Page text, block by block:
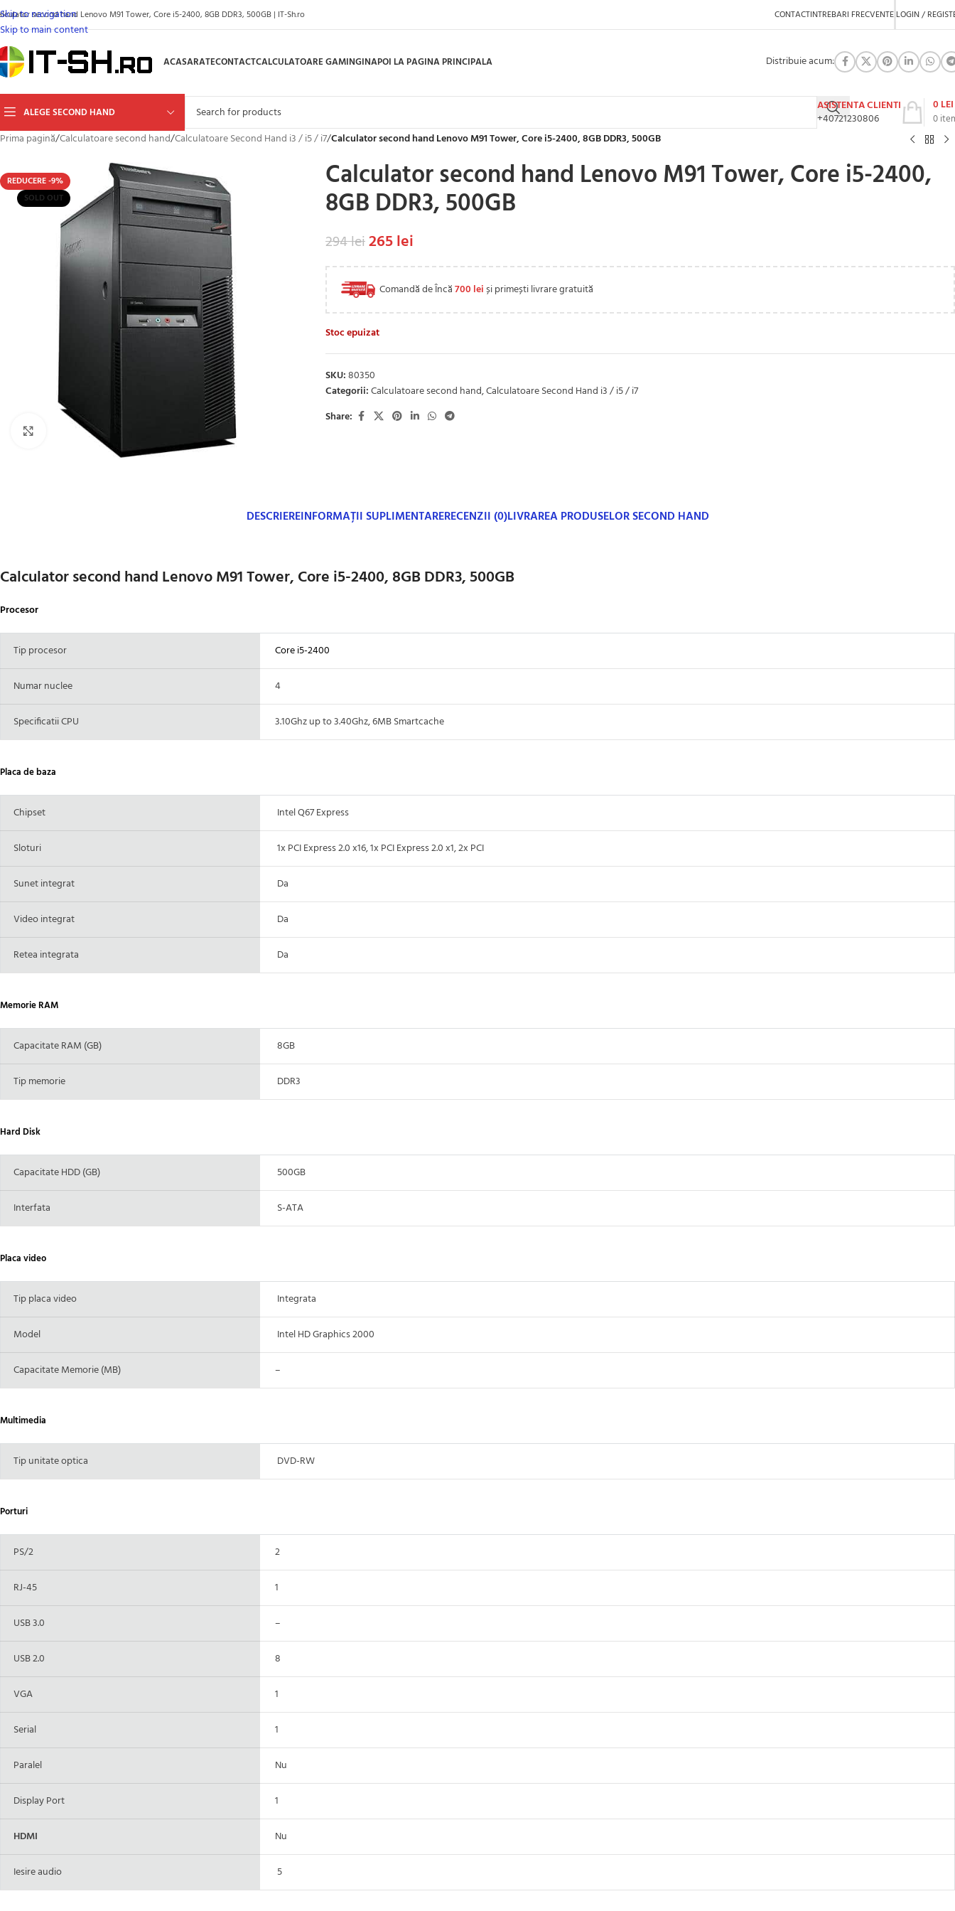
Skip to navigation
Skip to main content
second hand Lenovo M91 Tower, Core i5-2400, 8GB DDR3, 500GB | IT-Sh.ro CONTACTINTREBARI FRECVENTE LOGIN /
ACASARATECONTACTCALCULATOARE GAMINGINAPOI LA PAGINA PRINCIPALA Distribuie acum:
ALEGE SECOND HAND
ASISTENTA CLIENTI
+40721230806
0
0 LEI
Prima pagină/Calculatoare second hand/Calculatoare Second Hand i3 / i5 / i7/Calculator second hand Lenovo M91 Tower, Core i5-2400, 8GB DDR3, 500GB
REDUCERE -9%
SOLD OUT
Click to enlarge
Calculator second hand Lenovo M91 Tower, Core i5-2400,
8GB DDR3, 500GB
294lei265lei
Comandă de Încă700 leiși primești livrare gratuită
Stoc epuizat
SKU:80350
Categorii:Calculatoare second hand,Calculatoare Second Hand i3 / i5 / i7
Share:
DESCRIEREINFORMAȚII SUPLIMENTARERECENZII (0)LIVRAREA PRODUSELOR SECOND HAND
Calculator second hand Lenovo M91 Tower, Core i5-2400, 8GB DDR3, 500GB
Procesor
Tip procesor Core i5-2400
Numar nuclee 4
Specificatii CPU 3.10Ghz up to 3.40Ghz, 6MB Smartcache
Placa de baza
Chipset Intel Q67 Express
Sloturi 1x PCI Express 2.0 x16, 1x PCI Express 2.0 x1, 2x PCI
Sunet integrat Da
Video integrat Da
Retea integrata Da
Memorie RAM
Capacitate RAM (GB) 8GB
Tip memorie DDR3
Hard Disk
Capacitate HDD (GB) 500GB
Interfata S-ATA
Placa video
Tip placa video Integrata
Model Intel HD Graphics 2000
Capacitate Memorie (MB) –
Multimedia
Tip unitate optica DVD-RW
Porturi
PS/2 2
RJ-45 1
USB 3.0 –
USB 2.0 8
VGA 1
Serial 1
Paralel Nu
Display Port 1
HDMI Nu
Iesire audio 5